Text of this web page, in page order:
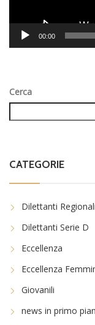
00:00
Cerca
CATEGORIE
Dilettanti Regionali
Dilettanti Serie D
Eccellenza
Eccellenza
Giovanili
news in primo